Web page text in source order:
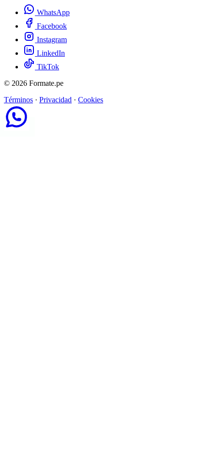
WhatsApp
Facebook
Instagram
LinkedIn
TikTok
© 2026 Formate.pe
Términos · Privacidad · Cookies